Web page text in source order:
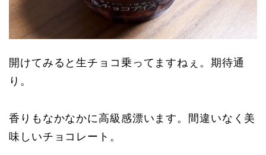
開けてみると生チョコ乗ってますねぇ。期待通
り。
香りもなかなかに高級感漂います。間違いなく美
味しいチョコレート。